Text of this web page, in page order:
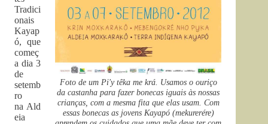
Foto de um Pi'y têka me krá. Usamos o ouriço
da castanha para fazer bonecas iguais às nossas
crianças, com a mesma fita que elas usam. Com
essas bonecas as jovens Kayapó (mekurerére)
Tradici
onais
Kayap
ó, que
começ
a dia 3
de
setemb
ro
na Ald
eia